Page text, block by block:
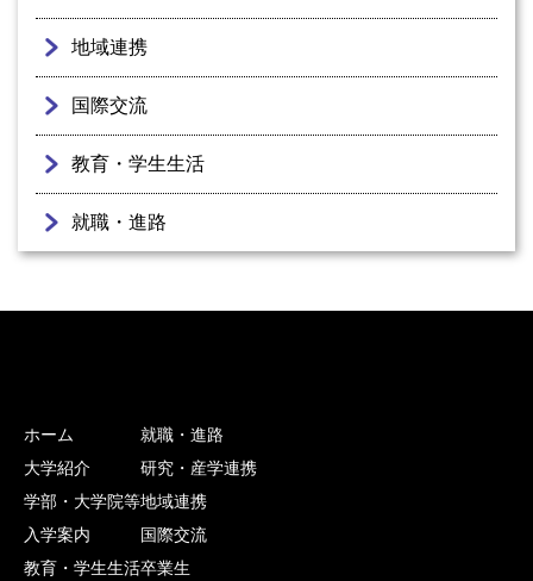
地域連携
国際交流
教育・学生生活
就職・進路
ホーム
大学紹介
学部・大学院等
入学案内
教育・学生生活
就職・進路
研究・産学連携
地域連携
国際交流
卒業生